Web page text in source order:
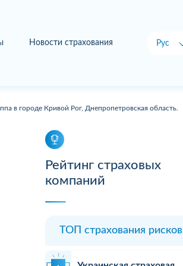
Новости страхования Рус
в городе Кривой Рог, Днепропетровская область.
Рейтинг страховых
компаний
ТОП страхования рисков